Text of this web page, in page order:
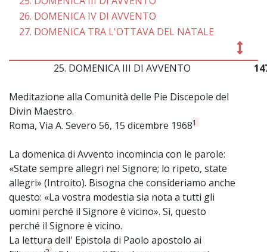
26. DOMENICA IV DI AVVENTO
27. DOMENICA TRA L'OTTAVA DEL NATALE
25. DOMENICA III DI AVVENTO
Meditazione alla Comunità delle Pie Discepole del
Divin Maestro.
Roma, Via A. Severo 56, 15 dicembre 19681
La domenica di Avvento incomincia con le parole:
«State sempre allegri nel Signore; lo ripeto, state
allegri» (Introito). Bisogna che consideriamo anche
questo: «La vostra modestia sia nota a tutti gli
uomini perché il Signore è vicino». Sì, questo
perché il Signore è vicino.
La lettura dell' Epistola di Paolo apostolo ai